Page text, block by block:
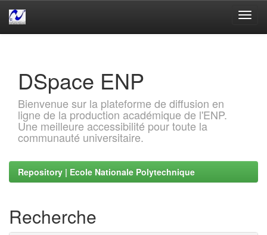
DSpace ENP
Bienvenue sur la plateforme de diffusion en
ligne de la production académique de l'ENP.
Une meilleure accessibilité pour toute la
communauté universitaire.
Repository | Ecole Nationale Polytechnique
Recherche